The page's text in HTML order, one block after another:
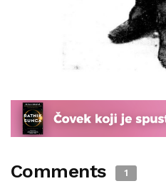
Comments 1